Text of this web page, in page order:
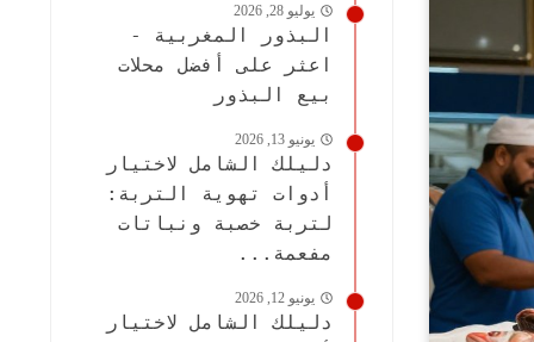
يوليو 28, 2026
البذور المغربية -
اعثر على أفضل محلات
بيع البذور
يونيو 13, 2026
دليلك الشامل لاختيار
أدوات تهوية التربة:
لتربة خصبة ونباتات
مفعمة...
يونيو 12, 2026
دليلك الشامل لاختيار